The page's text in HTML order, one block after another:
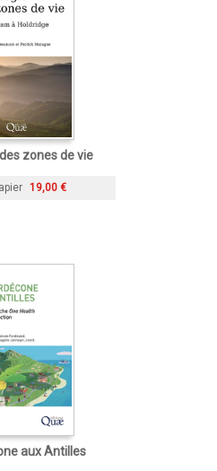
zones de vie
19,00 €
aux Antilles